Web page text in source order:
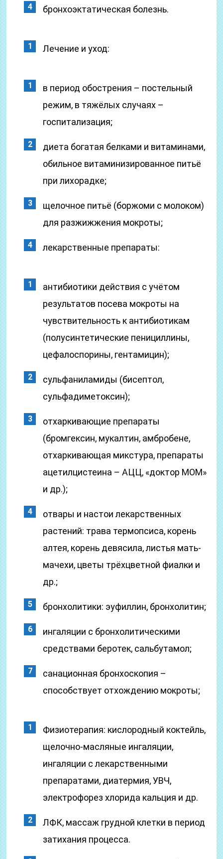
бронхоэктатическая болезнь.
Лечение и уход:
в период обострения – постельный
режим, в тяжёлых случаях –
госпитализация;
диета богатая белками и витаминами,
обильное витаминизированное питьё
при лихорадке;
щелочное питьё (боржоми с молоком)
для разжижжения мокроты;
лекарственные препараты:
антибиотики действия с учётом
результатов посева мокроты на
чувствительность к антибиотикам
(полусинтетические пенициллины,
цефалоспорины, гентамицин);
сульфаниламиды (бисептол,
сульфадиметоксин);
отхаркивающие препараты
(бромгексин, мукалтин, амбробене,
отхаркивающая микстура, препараты
ацетилцистеина – АЦЦ, «доктор МОМ»
и др.);
отвары и настои лекарственных
растений: трава термопсиса, корень
алтея, корень девясила, листья мать-
мачехи, цветы трёхцветной фиалки и
др.;
бронхолитики: эуфиллин, бронхолитин;
ингаляции с бронхолитическими
средствами беротек, сальбутамол;
санационная бронхоскопия –
способствует отхождению мокроты;
Физиотерапия: кислородный коктейль,
щелочно-масляные ингаляции,
ингаляции с лекарственными
препаратами, диатермия, УВЧ,
электрофорез хлорида кальция и др.
ЛФК, массаж грудной клетки в период
затихания процесса.